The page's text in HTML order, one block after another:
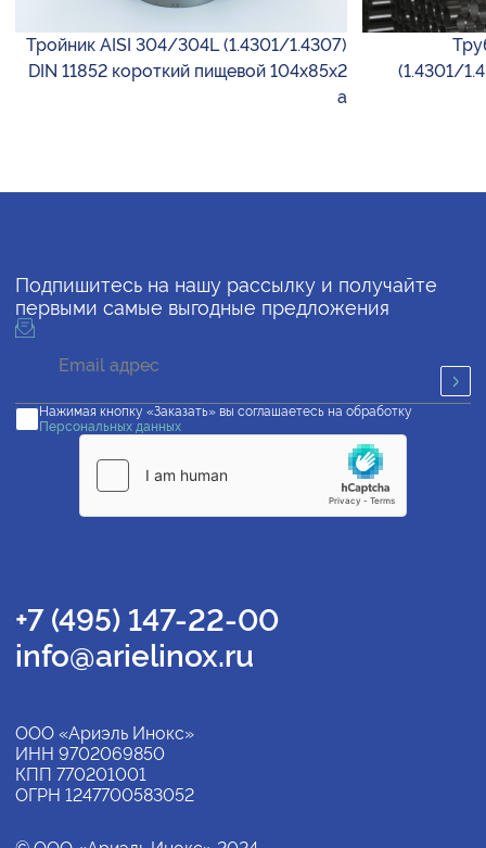
Тройник AISI 304/304L (1.4301/1.4307)
DIN 11852 короткий пищевой 104х85х2
а
(1.4301/
Подпишитесь на нашу рассылку и получайте
первыми самые выгодные предложения
Нажимая кнопку «Заказать» вы соглашаетесь на обработку
Персональных данных
+7 (495) 147-22-00
info@arielinox.ru
ООО «Ариэль Инокс»
ИНН 9702069850
КПП 770201001
ОГРН 1247700583052